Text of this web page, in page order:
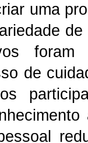
uma
foram
de